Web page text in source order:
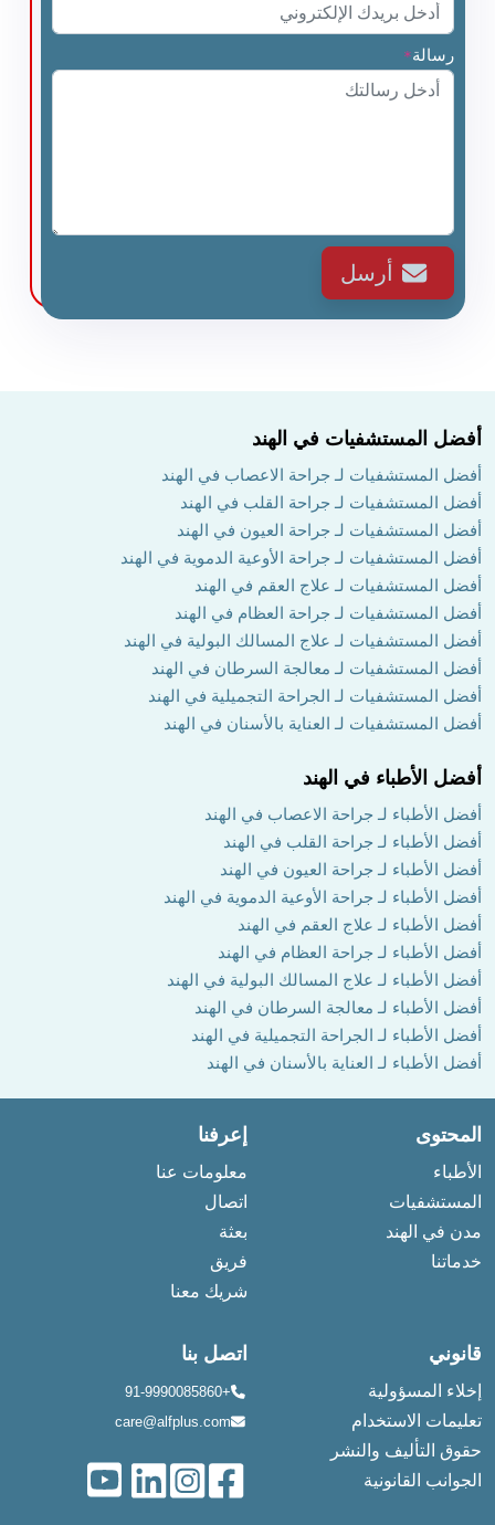
رسالة*
أرسل
أفضل المستشفيات في الهند
أفضل المستشفيات لـ جراحة الاعصاب في الهند
أفضل المستشفيات لـ جراحة القلب في الهند
أفضل المستشفيات لـ جراحة العيون في الهند
أفضل المستشفيات لـ جراحة الأوعية الدموية في الهند
أفضل المستشفيات لـ علاج العقم في الهند
أفضل المستشفيات لـ جراحة العظام في الهند
أفضل المستشفيات لـ علاج المسالك البولية في الهند
أفضل المستشفيات لـ معالجة السرطان في الهند
أفضل المستشفيات لـ الجراحة التجميلية في الهند
أفضل المستشفيات لـ العناية بالأسنان في الهند
أفضل الأطباء في الهند
أفضل الأطباء لـ جراحة الاعصاب في الهند
أفضل الأطباء لـ جراحة القلب في الهند
أفضل الأطباء لـ جراحة العيون في الهند
أفضل الأطباء لـ جراحة الأوعية الدموية في الهند
أفضل الأطباء لـ علاج العقم في الهند
أفضل الأطباء لـ جراحة العظام في الهند
أفضل الأطباء لـ علاج المسالك البولية في الهند
أفضل الأطباء لـ معالجة السرطان في الهند
أفضل الأطباء لـ الجراحة التجميلية في الهند
أفضل الأطباء لـ العناية بالأسنان في الهند
المحتوى
الأطباء
المستشفيات
مدن في الهند
خدماتنا
إعرفنا
معلومات عنا
اتصال
بعثة
فريق
شريك معنا
قانوني
إخلاء المسؤولية
تعليمات الاستخدام
حقوق التأليف والنشر
الجوانب القانونية
اتصل بنا
+91-9990085860
care@alfplus.com